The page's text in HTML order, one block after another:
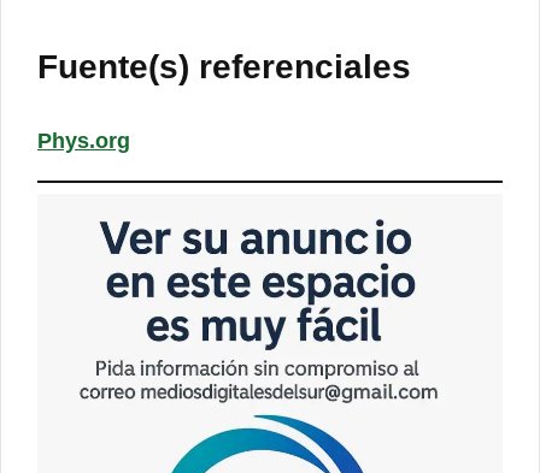
Fuente(s) referenciales
Phys.org